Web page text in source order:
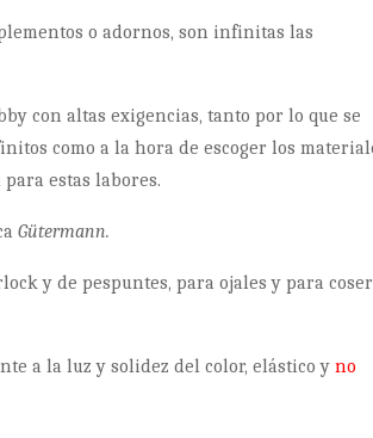
o adornos, son infinitas las
con altas exigencias, tanto por lo que se
como a la hora de escoger los
estas labores.
Gütermann.
y de pespuntes, para ojales y para coser
a la luz y solidez del color, elástico yno